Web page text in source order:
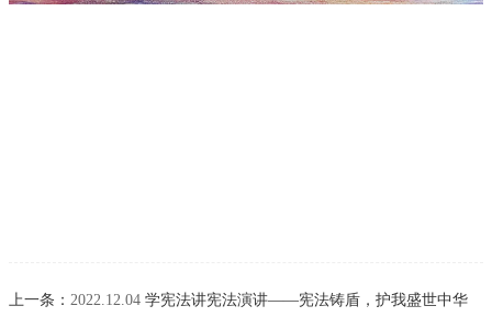
上一条： 2022.12.04 学宪法讲宪法演讲——宪法铸盾，护我盛世中华